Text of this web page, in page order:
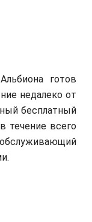
готов
недалеко от
бесплатный
течение всего